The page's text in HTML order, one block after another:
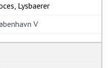
Lysbaerer
V